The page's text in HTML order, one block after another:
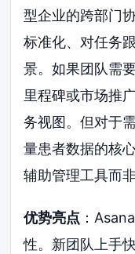
型企业的跨部门
标准化、对任务
景。如果团队需
里程碑或市场推
务视图。但对于
量患者数据的核
辅助管理工具而
优势亮点 ：
性。新团队上手